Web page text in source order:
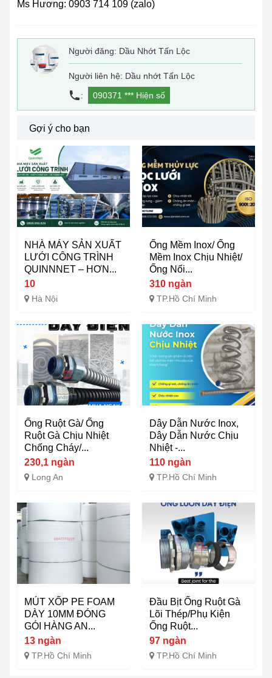
Ms Hương: 0903 714 109 (zalo)
Người đăng: Dầu Nhớt Tấn Lộc
Người liên hệ: Dầu nhớt Tấn Lộc
:
090371 *** Hiện số
Gợi ý cho bạn
NHÀ MÁY SẢN XUẤT
LƯỚI CÔNG TRÌNH
QUINNNET – HƠN...
10
Hà Nội
Ống Mềm Inox/ Ống
Mềm Inox Chịu Nhiệt/
Ống Nối...
310 ngàn
TP.Hồ Chí Minh
Ống Ruột Gà/ Ống
Ruột Gà Chịu Nhiệt
Chống Cháy/...
230,1 ngàn
Long An
Dây Dẫn Nước Inox,
Dây Dẫn Nước Chịu
Nhiệt -...
110 ngàn
TP.Hồ Chí Minh
MÚT XỐP PE FOAM
DÀY 10MM ĐÓNG
GÓI HÀNG AN...
13 ngàn
TP.Hồ Chí Minh
Đầu Bịt Ống Ruột Gà
Lõi Thép/Phụ Kiện
Ống Ruột...
97 ngàn
TP.Hồ Chí Minh